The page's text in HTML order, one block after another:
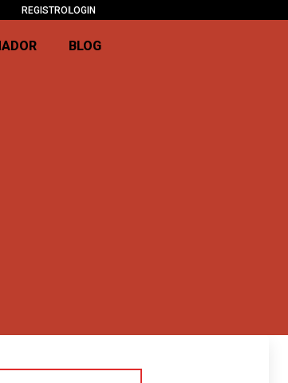
REGISTROLOGIN
BLOG